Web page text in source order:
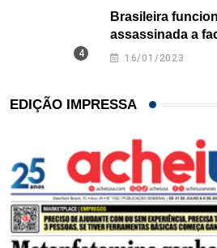
Brasileira
assassinada a
16/01/2023
EDIÇÃO IMPRESSA